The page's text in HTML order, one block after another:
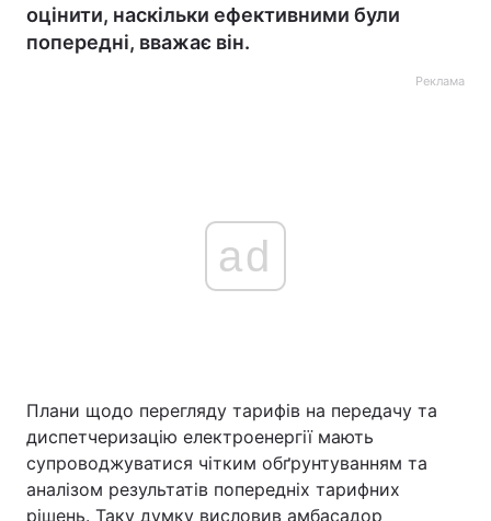
оцінити, наскільки ефективними були
попередні, вважає він.
Реклама
ad
Плани щодо перегляду тарифів на передачу та
диспетчеризацію електроенергії мають
супроводжуватися чітким обґрунтуванням та
аналізом результатів попередніх тарифних
рішень. Таку думку висловив амбасадор